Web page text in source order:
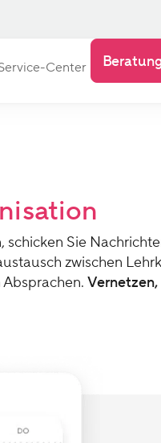
Center
Sie
zwischen